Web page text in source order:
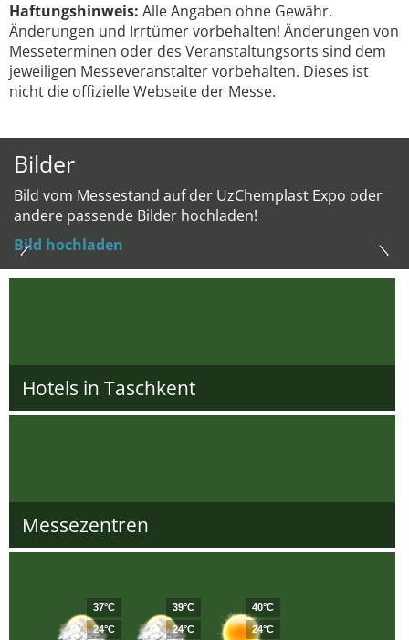
Haftungshinweis: Alle Angaben ohne Gewähr.
Änderungen und Irrtümer vorbehalten! Änderungen von
Messeterminen oder des Veranstaltungsorts sind dem
jeweiligen Messeveranstalter vorbehalten. Dieses ist
nicht die offizielle Webseite der Messe.
Bilder
Bild vom Messestand auf der UzChemplast Expo oder
andere passende Bilder hochladen!
Bild hochladen
Hotels in Taschkent
Messezentren
37°C
24°C
39°C
24°C
40°C
24°C